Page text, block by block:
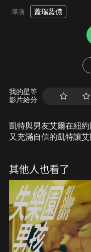
導演 蓋瑞藍儂
我的星等
影片給分
凱特與男友艾爾在紐
又充滿自信的凱特讓
其他人也看了